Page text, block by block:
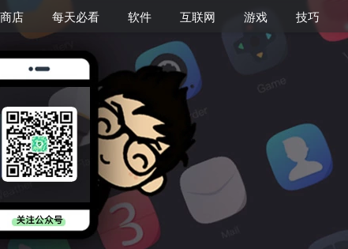
店 每天必看 软件 互联网 游戏 技巧